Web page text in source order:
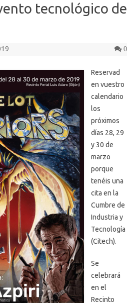
tecnológico de
0
Reservad
en vuestro
calendario
los
próximos
días 28, 29
y 30 de
marzo
porque
tenéis una
cita en la
Cumbre de
Industria y
Tecnología
(Citech).
Se
celebrará
en el
Recinto